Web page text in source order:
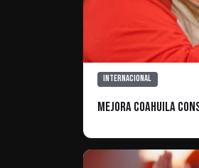
Internacional
Mejora Coahuila